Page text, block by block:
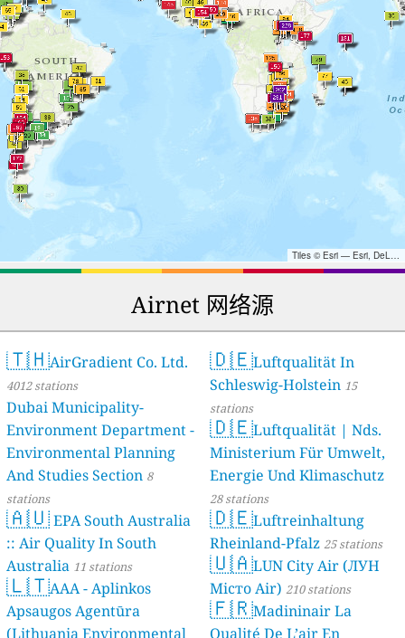
Tiles © Esri — Esri, DeLorme, NAVTEQ, TomTom, Intermap, iPC, USGS, FAO, NPS, NRCAN, GeoBase, Kadaster NL, Ordnance Survey, Esri Japan, METI, Esri China (Hong Kong), and the GIS User Community
Airnet 网络源
🇹🇭AirGradient Co. Ltd.
4012 stations
Dubai Municipality-
Environment Department -
Environmental Planning
And Studies Section 8
stations
🇦🇺EPA South Australia
:: Air Quality In South
Australia 11 stations
🇱🇹AAA - Aplinkos
Apsaugos Agentūra
(Lithuania Environmental
🇩🇪Luftqualität In
Schleswig-Holstein 15
stations
🇩🇪Luftqualität | Nds.
Ministerium Für Umwelt,
Energie Und Klimaschutz
28 stations
🇩🇪Luftreinhaltung
Rheinland-Pfalz 25 stations
🇺🇦LUN City Air (ЛУН
Місто Air) 210 stations
🇫🇷Madininair La
Qualité De L’air En